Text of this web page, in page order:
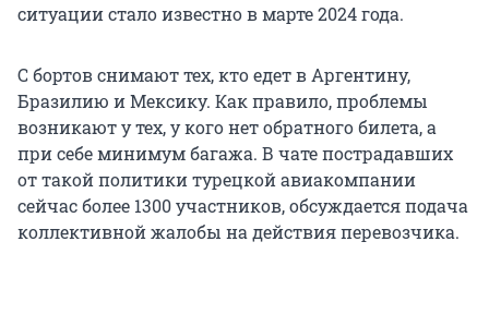
ситуации стало известно в марте 2024 года.
С бортов снимают тех, кто едет в Аргентину,
Бразилию и Мексику. Как правило, проблемы
возникают у тех, у кого нет обратного билета, а
при себе минимум багажа. В чате пострадавших
от такой политики турецкой авиакомпании
сейчас более 1300 участников, обсуждается подача
коллективной жалобы на действия перевозчика.